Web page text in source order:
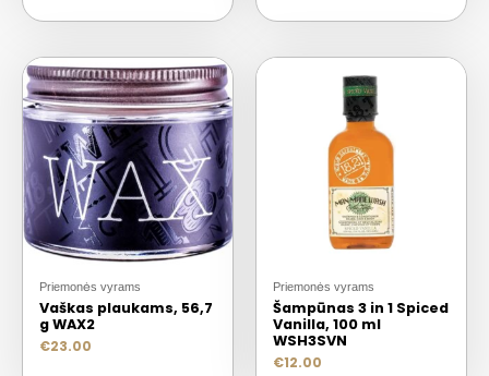
Priemonės vyrams
Vaškas plaukams, 56,7
g WAX2
€23.00
Priemonės vyrams
Šampūnas 3 in 1 Spiced
Vanilla, 100 ml
WSH3SVN
€12.00